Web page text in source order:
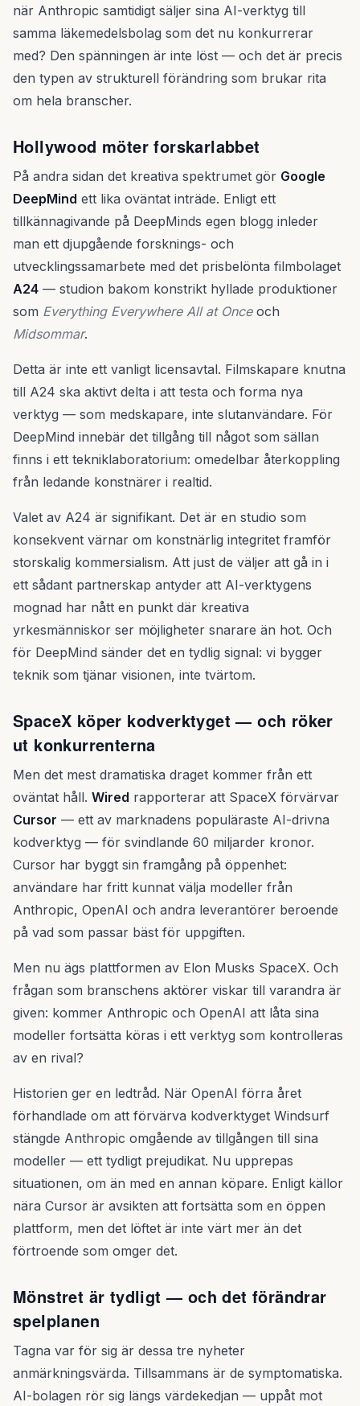
när Anthropic samtidigt säljer sina AI-verktyg till
samma läkemedelsbolag som det nu konkurrerar
med? Den spänningen är inte löst — och det är precis
den typen av strukturell förändring som brukar rita
om hela branscher.
Hollywood möter forskarlabbet
På andra sidan det kreativa spektrumet gör Google
DeepMind ett lika oväntat inträde. Enligt ett
tillkännagivande på DeepMinds egen blogg inleder
man ett djupgående forsknings- och
utvecklingssamarbete med det prisbelönta filmbolaget
A24 — studion bakom konstrikt hyllade produktioner
som Everything Everywhere All at Onceoch
Midsommar.
Detta är inte ett vanligt licensavtal. Filmskapare knutna
till A24 ska aktivt delta i att testa och forma nya
verktyg — som medskapare, inte slutanvändare. För
DeepMind innebär det tillgång till något som sällan
finns i ett tekniklaboratorium: omedelbar återkoppling
från ledande konstnärer i realtid.
Valet av A24 är signifikant. Det är en studio som
konsekvent värnar om konstnärlig integritet framför
storskalig kommersialism. Att just de väljer att gå in i
ett sådant partnerskap antyder att AI-verktygens
mognad har nått en punkt där kreativa
yrkesmänniskor ser möjligheter snarare än hot. Och
för DeepMind sänder det en tydlig signal: vi bygger
teknik som tjänar visionen, inte tvärtom.
SpaceX köper kodverktyget — och röker
ut konkurrenterna
Men det mest dramatiska draget kommer från ett
oväntat håll. Wired rapporterar att SpaceX förvärvar
Cursor — ett av marknadens populäraste AI-drivna
kodverktyg — för svindlande 60 miljarder kronor.
Cursor har byggt sin framgång på öppenhet:
användare har fritt kunnat välja modeller från
Anthropic, OpenAI och andra leverantörer beroende
på vad som passar bäst för uppgiften.
Men nu ägs plattformen av Elon Musks SpaceX. Och
frågan som branschens aktörer viskar till varandra är
given: kommer Anthropic och OpenAI att låta sina
modeller fortsätta köras i ett verktyg som kontrolleras
av en rival?
Historien ger en ledtråd. När OpenAI förra året
förhandlade om att förvärva kodverktyget Windsurf
stängde Anthropic omgående av tillgången till sina
modeller — ett tydligt prejudikat. Nu upprepas
situationen, om än med en annan köpare. Enligt källor
nära Cursor är avsikten att fortsätta som en öppen
plattform, men det löftet är inte värt mer än det
förtroende som omger det.
Mönstret är tydligt — och det förändrar
spelplanen
Tagna var för sig är dessa tre nyheter
anmärkningsvärda. Tillsammans är de symptomatiska.
AI-bolagen rör sig längs värdekedjan — uppåt mot